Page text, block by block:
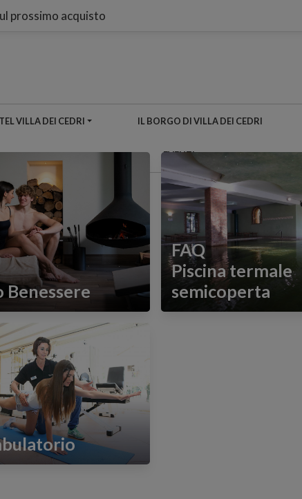
VILLA DEI CEDRI IL BORGO DI VILLA DEI CEDRI
EVENTI
Benessere
FAQ
Piscina termale
semicoperta
prossimo acquisto